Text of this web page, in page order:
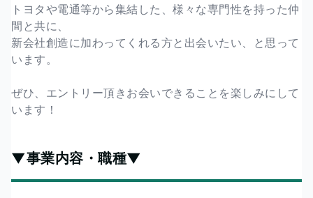
トヨタや電通等から集結した、様々な専門性を持った仲
間と共に、
新会社創造に加わってくれる方と出会いたい、と思って
います。
ぜひ、エントリー頂きお会いできることを楽しみにして
います！
▼事業内容・職種▼